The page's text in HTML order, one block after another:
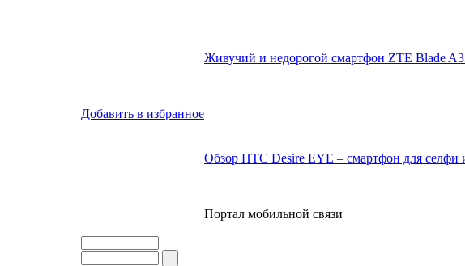
Добавить в избранное
Живучий и недорогой смартфон ZTE Blade
Обзор HTC Desire EYE – смартфон для селфи
Портал мобильной связи